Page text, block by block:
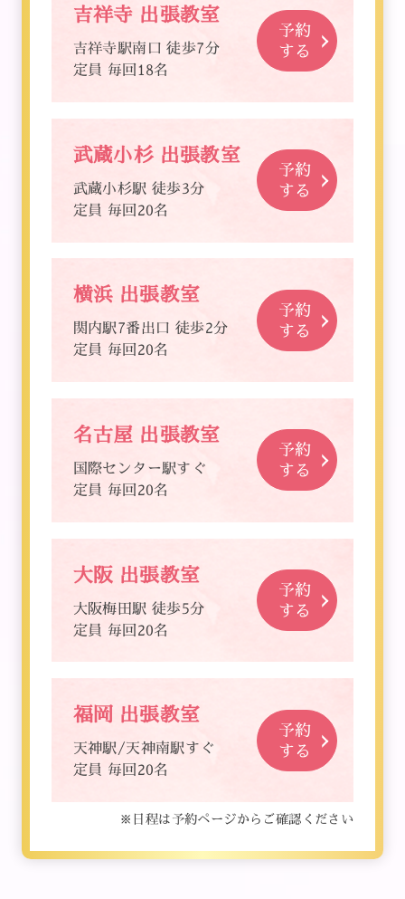
吉祥寺 出張教室
吉祥寺駅南口 徒歩7分
定員 毎回18名
予約
する
武蔵小杉 出張教室
武蔵小杉駅 徒歩3分
定員 毎回20名
予約
する
横浜 出張教室
関内駅7番出口 徒歩2分
定員 毎回20名
予約
する
名古屋 出張教室
国際センター駅すぐ
定員 毎回20名
予約
する
大阪 出張教室
大阪梅田駅 徒歩5分
定員 毎回20名
予約
する
福岡 出張教室
天神駅/天神南駅すぐ
定員 毎回20名
予約
する
※日程は予約ページからご確認ください